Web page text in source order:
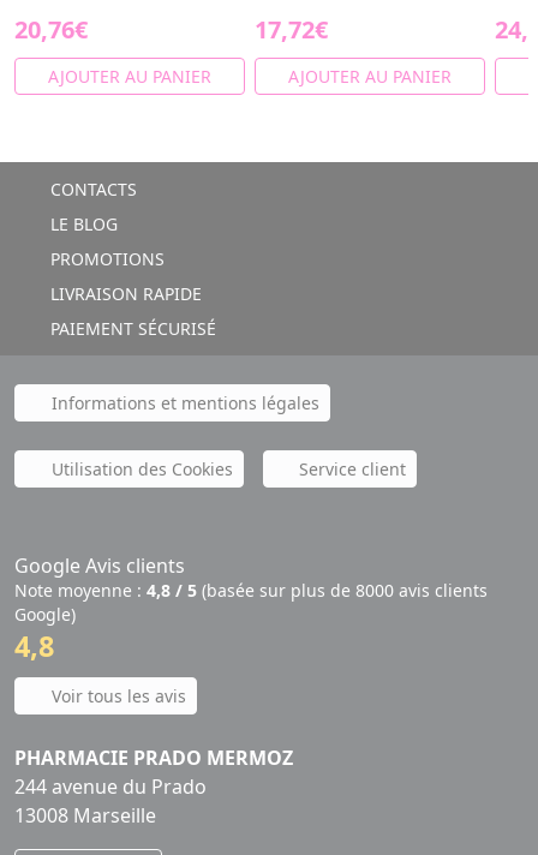
20,76€
AJOUTER AU PANIER
17,72€
AJOUTER AU PANIER
CONTACTS
LE BLOG
PROMOTIONS
LIVRAISON RAPIDE
PAIEMENT SÉCURISÉ
Informations et mentions légales
Utilisation des Cookies Service client
Google Avis clients
Note moyenne : 4,8 / 5 (basée sur plus de 8000 avis clients
Google)
4,8
Voir tous les avis
PHARMACIE PRADO MERMOZ
244 avenue du Prado
13008 Marseille